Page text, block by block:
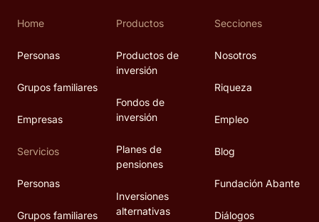
Home
Personas
Grupos familiares
Empresas
Servicios
Personas
Grupos familiares
Productos
Productos de
inversión
Fondos de
inversión
Planes de
pensiones
Inversiones
alternativas
Secciones
Nosotros
Riqueza
Empleo
Blog
Fundación Abante
Diálogos